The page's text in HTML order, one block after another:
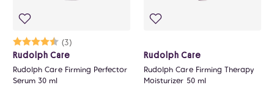
Karakter:
(3)
4.7 av 5 mulige
Rudolph Care
Rudolph Care Firming Perfector
Serum 30 ml
Rudolph Care
Rudolph Care Firming Therapy
Moisturizer 50 ml